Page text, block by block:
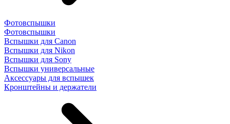
Фотовспышки
Фотовспышки
Вспышки для Canon
Вспышки для Nikon
Вспышки для Sony
Вспышки универсальные
Аксесcуары для вспышек
Кронштейны и держатели